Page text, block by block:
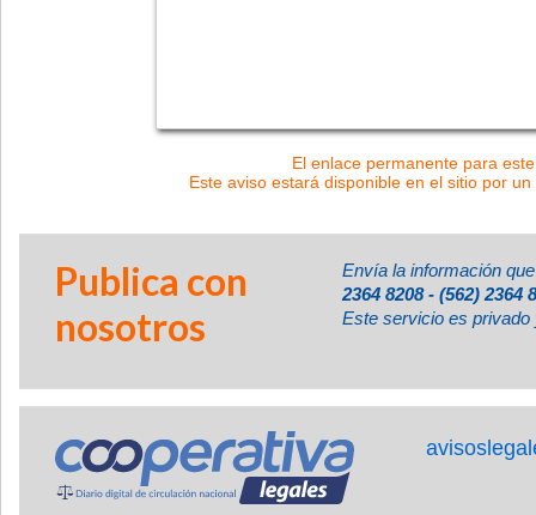
El enlace permanente para
Este aviso estará disponible en el sitio por
Publica con
nosotros
Envía la información
2364 8208 - (562) 2364
Este servicio es privado